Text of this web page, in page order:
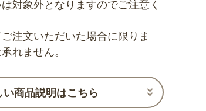
対象外となりますのでご注意く
注文いただいた場合に限りま
れません。
い商品説明はこちら